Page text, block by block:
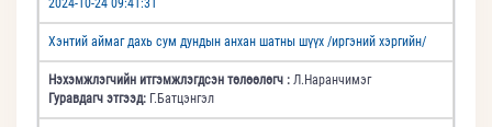
2024-10-24 09:41:31
Хэнтий аймаг дахь сум дундын анхан шатны шүүх /иргэний хэргийн/
Нэхэмжлэгчийн итгэмжлэгдсэн төлөөлөгч : Л.Наранчимэг
Гуравдагч этгээд: Г.Батцэнгэл